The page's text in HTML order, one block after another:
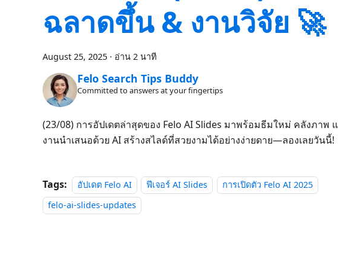
ฉลาดขึ้น & งานวิจัย 🚀
August 25, 2025 · อ่าน 2 นาที
Felo Search Tips Buddy
Committed to answers at your fingertips
(23/08) การอัปเดตล่าสุดของ Felo AI Slides มาพร้อมธีมใหม่ คลังภาพ
งานนำเสนอด้วย AI สร้างสไลด์ที่สวยงามได้อย่างง่ายดาย—ลองเลยวันนี้!
Tags: อัปเดต Felo AI ฟีเจอร์ AI Slides
การเปิดตัว Felo AI 2025
felo-ai-slides-updates